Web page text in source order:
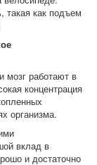
такая как подъем
мозг работают в
концентрация
организма.
вклад в
и достаточно